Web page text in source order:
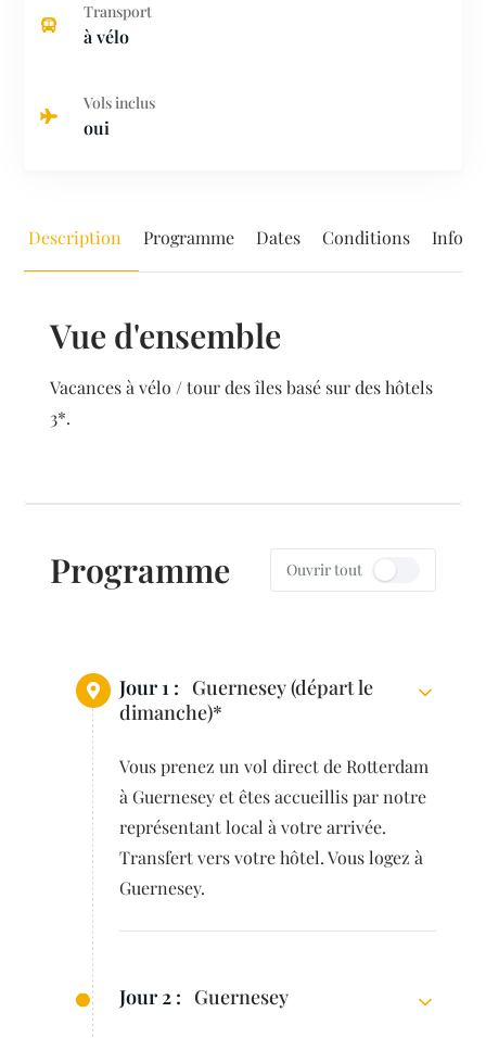
Transport
à vélo
Vols inclus
oui
Description Programme Dates Conditions
Vue d'ensemble
Vacances à vélo / tour des îles basé sur des hôtels
3*.
Programme Ouvrir tout
Jour 1 : Guernesey (départ le
dimanche)*
Vous prenez un vol direct de Rotterdam
à Guernesey et êtes accueillis par notre
représentant local à votre arrivée.
Transfert vers votre hôtel. Vous logez à
Guernesey.
Jour 2 : Guernesey